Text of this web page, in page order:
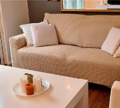
account
aanvragen
& Inspiratie